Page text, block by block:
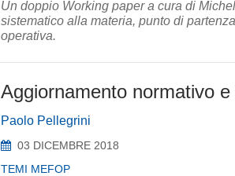
Un doppio Working paper a cura di Michele Faioli e
sistematico alla materia, punto di
operativa.
Aggiornamento normativo
Paolo Pellegrini
03 DICEMBRE 2018
TEMI MEFOP